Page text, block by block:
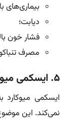
بیماری‌های
دیابت؛
فشار خون
مصرف
۵. ایسکمی میوکارد
ایسکمی
نمی‌کند. این